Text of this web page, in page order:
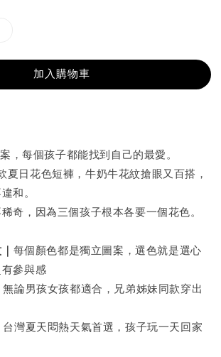
加入購物車
，每個孩子都能找到自己的最愛。
夏日花色短褲，牛奶牛花紋搶眼又百搭，
和。
奇，因為三個孩子根本各要一個花色。
每個顏色都是獨立圖案，選色就是選心
參與感
無論男孩女孩都適合，兄弟姊妹同款穿出
台灣夏天悶熱天氣首選，孩子玩一天回家